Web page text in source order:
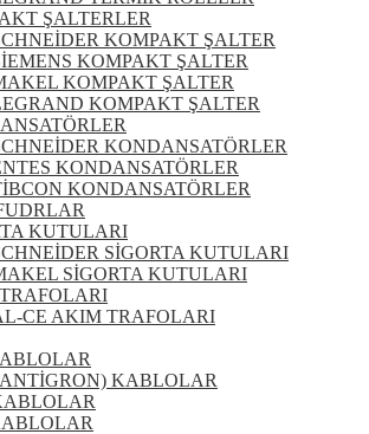
ŞALTERLER
KOMPAKT ŞALTER
KOMPAKT ŞALTER
KOMPAKT ŞALTER
KOMPAKT ŞALTER
KONDANSATÖRLER
KONDANSATÖRLER
KONDANSATÖRLER
KUTULARI
SİGORTA KUTULARI
SİGORTA KUTULARI
CE AKIM TRAFOLARI
KABLOLAR